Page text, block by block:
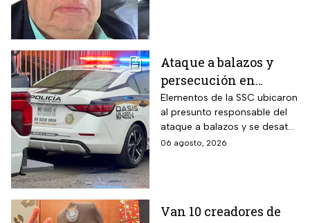
Ataque a balazos y
persecución en
Álvaro Obregón,
CDMX, hoy 6 de agosto
Elementos de la SSC ubicaron
al presunto responsable del
ataque a balazos y se desató
una persecución
06 agosto, 2026
Van 10 creadores de